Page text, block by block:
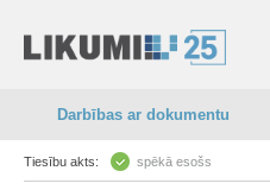
Darbības ar dokumentu
Tiesību akts: spēkā esošs